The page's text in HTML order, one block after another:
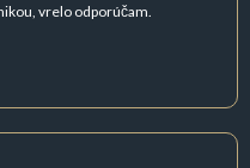
vrelo odporúčam.